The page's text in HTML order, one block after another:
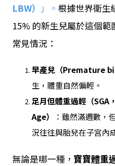
LBW）
」。 根據世界衛生
15% 的新生兒屬於這個
常見情況：
早產兒（Premature
生，體重自然偏輕。
足月但體重過輕（
Age）
：雖然滿週數，
況往往與胎兒在子宮內
無論是哪一種， 寶寶體重